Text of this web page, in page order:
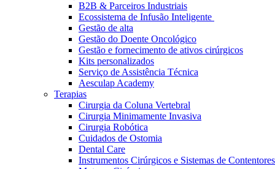
Contactos
B2B & Parceiros Industriais
Ecossistema de Infusão Inteligente
Gestão de alta
Gestão do Doente Oncológico
Gestão e fornecimento de ativos cirúrgicos
Kits personalizados
Serviço de Assistência Técnica
Aesculap Academy
Terapias
Cirurgia da Coluna Vertebral
Cirurgia Minimamente Invasiva
Cirurgia Robótica
Cuidados de Ostomia
Dental Care
Instrumentos Cirúrgicos e Sistemas de